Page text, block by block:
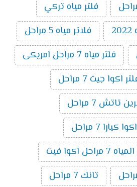
فلتر مياه تركي
فلاتر مياه 5 مراحل
فلتر مياه 7 مراحل امريكى
اكوا جيت 7 مراحل
تاتش 7 مراحل
كيارا 7 مراحل
اكوا فيت
تانك 7 مراحل